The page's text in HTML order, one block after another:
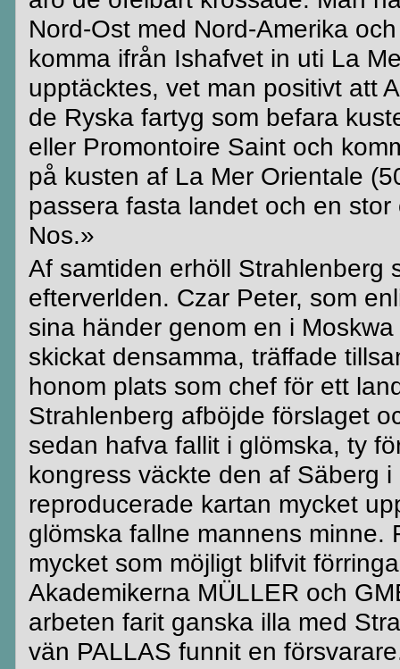
Nord-Ostmed Nord-Amerika
komma ifrån Ishafvetin uti La
upptäcktes, vet man positivtatt
de Ryska fartyg som befara
eller Promontoire Saint och
på kusten af La Mer Orientale
passera fasta landet och en
Nos.»
Af samtiden erhöll Strahlenberg
efterverlden. CzarPeter, som
sina händer genom en i Moskwa
skickat densamma, träffade
honom plats som chef för ett
Strahlenberg afböjde förslaget
sedan hafva fallit i glömska, ty
kongress väckte den af Säberg i
reproducerade kartan mycket
glömska fallne mannens
mycket som möjligt blifvit
Akademikerna MÜLLER och
arbeten farit ganska illa med
vän PALLAS funnit en